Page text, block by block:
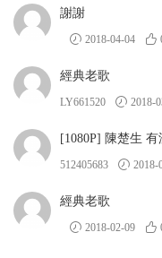
謝謝
2018-04-04
經典老歌
LY661520 2018-
[1080P] 陳楚生
512405683 2018-
經典老歌
2018-02-09